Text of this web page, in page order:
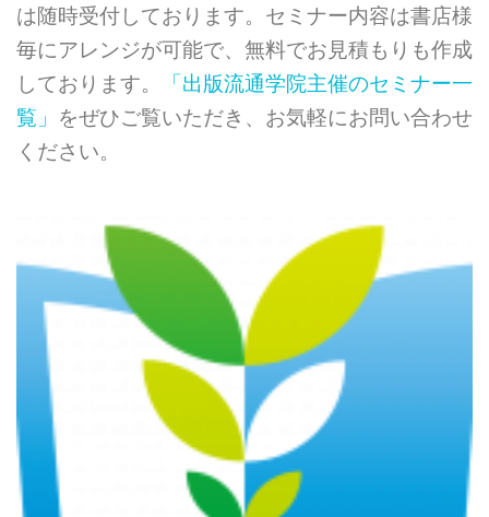
は随時受付しております。セミナー内容は書店様
毎にアレンジが可能で、無料でお見積もりも作成
しております。
「出版流通学院主催のセミナー一
覧」 をぜひご覧いただき、お気軽にお問い合わせ
ください。